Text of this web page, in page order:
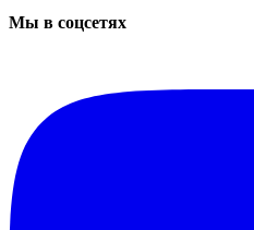
Мы в соцсетях